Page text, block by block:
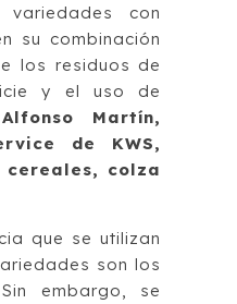
con
su combinación
los residuos de
y el uso de
Martín,
de KWS,
cereales, colza
que se utilizan
son los
embargo, se